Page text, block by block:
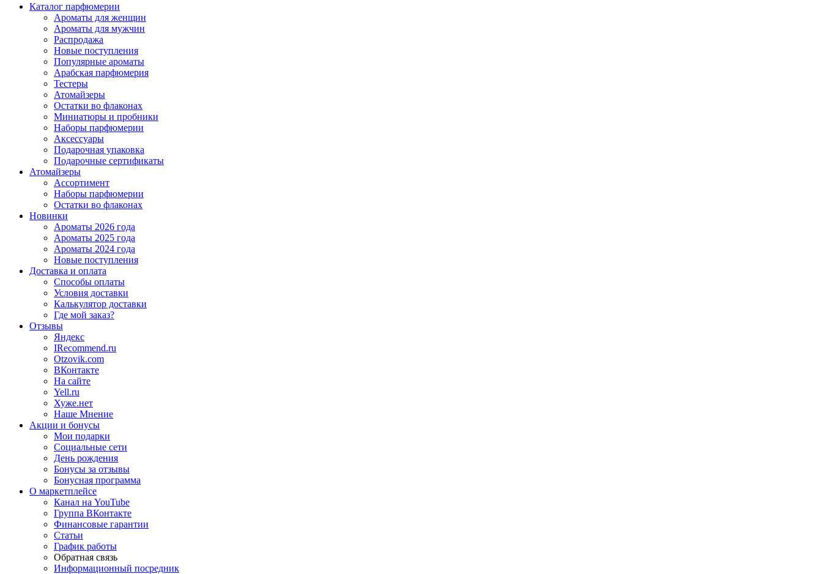
Каталог парфюмерии
Ароматы для женщин
Ароматы для мужчин
Распродажа
Новые поступления
Популярные ароматы
Арабская парфюмерия
Тестеры
Атомайзеры
Остатки во флаконах
Миниатюры и пробники
Наборы парфюмерии
Аксессуары
Подарочная упаковка
Подарочные сертификаты
Атомайзеры
Ассортимент
Наборы парфюмерии
Остатки во флаконах
Новинки
Ароматы 2026 года
Ароматы 2025 года
Ароматы 2024 года
Новые поступления
Доставка и оплата
Способы оплаты
Условия доставки
Калькулятор доставки
Где мой заказ?
Отзывы
Яндекс
IRecommend.ru
Otzovik.com
ВКонтакте
На сайте
Yell.ru
Хуже.нет
Наше Мнение
Акции и бонусы
Мои подарки
Социальные сети
День рождения
Бонусы за отзывы
Бонусная программа
О маркетплейсе
Канал на YouTube
Группа ВКонтакте
Финансовые гарантии
Статьи
График работы
Обратная связь
Информационный посредник